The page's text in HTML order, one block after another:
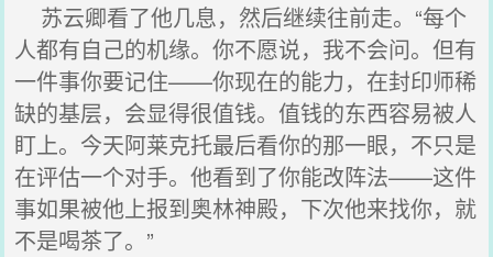
苏云卿看了他几息，然后继续往前走。“每个
人都有自己的机缘。你不愿说，我不会问。但有
一件事你要记住——你现在的能力，在封印师稀
缺的基层，会显得很值钱。值钱的东西容易被人
盯上。今天阿莱克托最后看你的那一眼，不只是
在评估一个对手。他看到了你能改阵法——这件
事如果被他上报到奥林神殿，下次他来找你，就
不是喝茶了。”